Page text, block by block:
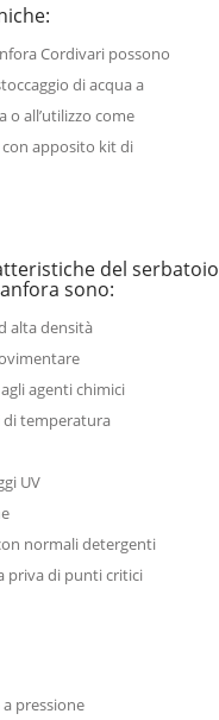
Cordivari possono
di acqua a
o all’utilizzo come
apposito kit di
del serbatoio
sono:
alta densità
agenti chimici
di temperatura
UV
normali detergenti
priva di punti critici
a pressione